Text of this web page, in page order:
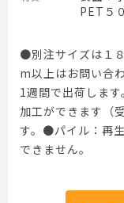
PET５
●別注サイズは１
m以上はお問い合
1週間で出荷しま
加工ができます（
す。●パイル：再
できません。